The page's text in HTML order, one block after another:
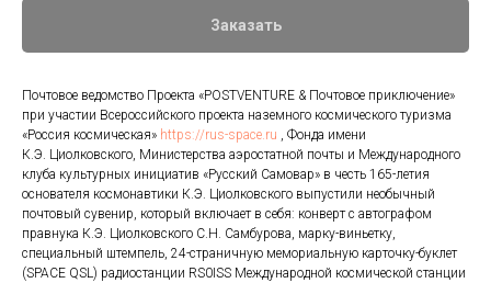
Заказать
Почтовое ведомство Проекта «POSTVENTURE & Почтовое приключение»
при участии Всероссийского проекта наземного космического туризма
«Россия космическая» https://rus-space.ru , Фонда имени
К.Э. Циолковского, Министерства аэростатной почты и Международного
клуба культурных инициатив «Русский Самовар» в честь 165-летия
основателя космонавтики К.Э. Циолковского выпустили необычный
почтовый сувенир, который включает в себя: конверт c автографом
правнука К.Э. Циолковского С.Н. Самбурова, марку-виньетку,
специальный штемпель, 24-страничную мемориальную карточку-буклет
(SPACE QSL) радиостанции RS0ISS Международной космической станции